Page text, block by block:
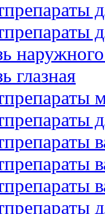
глазная